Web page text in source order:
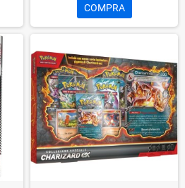
COMPRA